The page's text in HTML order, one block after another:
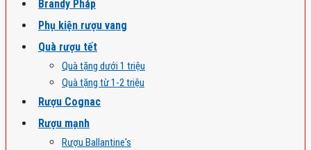
Brandy Pháp
Phụ kiện rượu vang
Quà rượu tết
Quà tặng dưới 1 triệu
Quà tặng từ 1-2 triệu
Rượu Cognac
Rượu mạnh
Rượu Ballantine's